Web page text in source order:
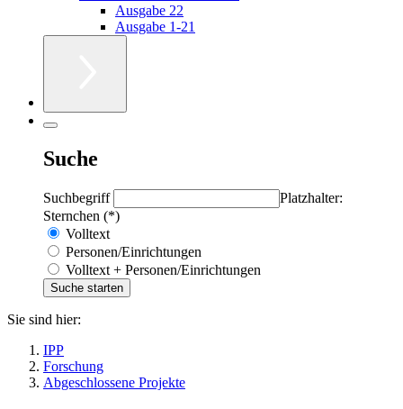
Ausgabe 22
Ausgabe 1-21
Suche
Suchbegriff
Platzhalter:
Sternchen (*)
Volltext
Personen/Einrichtungen
Volltext + Personen/Einrichtungen
Sie sind hier:
IPP
Forschung
Abgeschlossene Projekte